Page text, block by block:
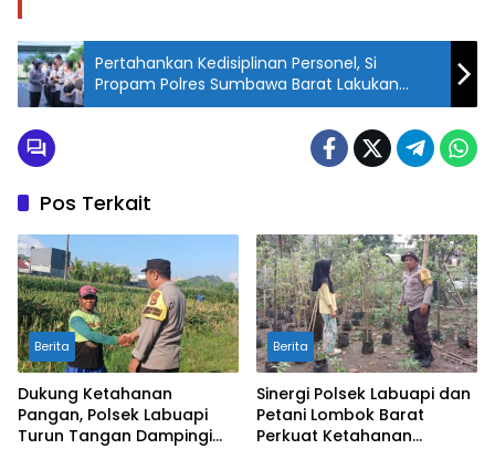
Pertahankan Kedisiplinan Personel, Si
Propam Polres Sumbawa Barat Lakukan
Gaktiblin
Pos Terkait
Berita
Dukung Ketahanan
Pangan, Polsek Labuapi
Turun Tangan Dampingi
Berita
Sinergi Polsek Labuapi dan
Petani Lombok Barat
Perkuat Ketahanan